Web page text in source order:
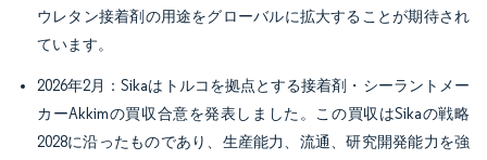
ウレタン接着剤の用途をグローバルに拡大することが期待され
ています。
2026年2月：Sikaはトルコを拠点とする接着剤・シーラントメー
カーAkkimの買収合意を発表しました。この買収はSikaの戦略
2028に沿ったものであり、生産能力、流通、研究開発能力を強